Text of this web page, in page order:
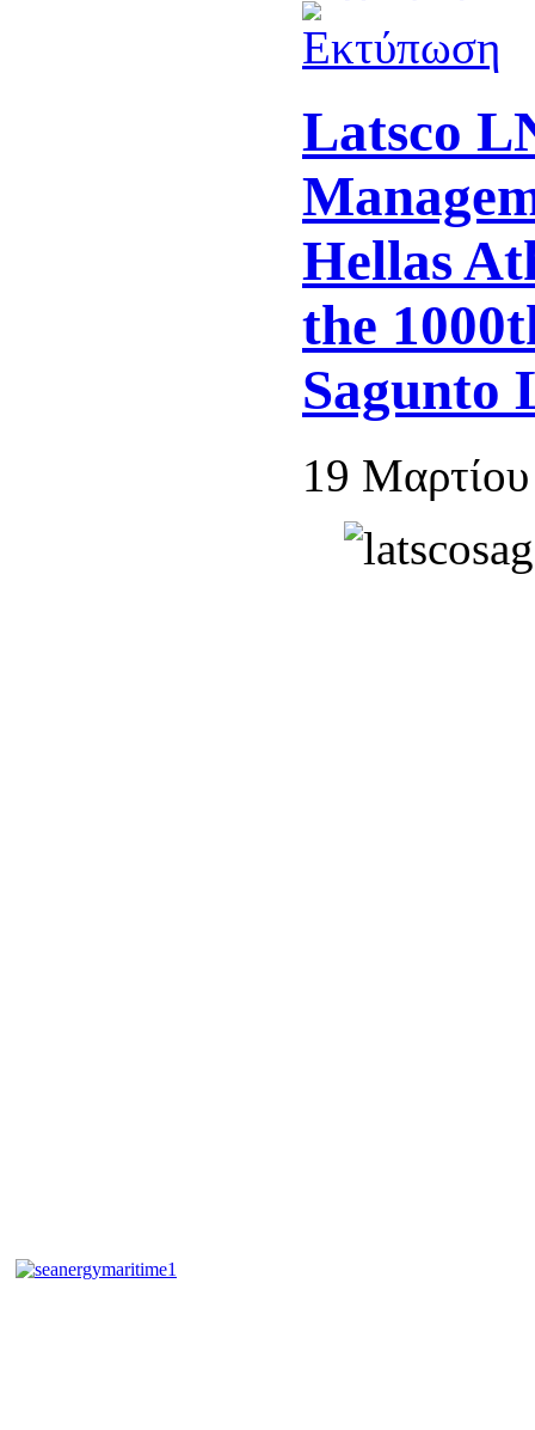
Latsco
Hellas
the
Sagunto
19